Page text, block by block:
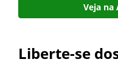
Veja na
Liberte-se